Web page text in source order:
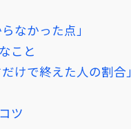
なかった点」
こと
けで終えた人の割合」
ツ